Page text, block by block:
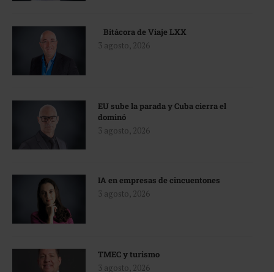
Bitácora de Viaje LXX
3 agosto, 2026
EU sube la parada y Cuba cierra el
dominó
3 agosto, 2026
IA en empresas de cincuentones
3 agosto, 2026
TMEC y turismo
3 agosto, 2026